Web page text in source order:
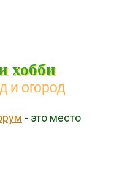
хобби
и огород
- это место